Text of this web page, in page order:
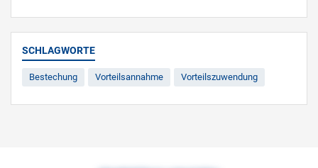
SCHLAGWORTE
Bestechung Vorteilsannahme Vorteilszuwendung